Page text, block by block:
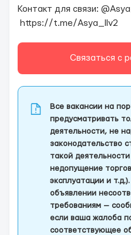
Контакт для связи:
https://t.me/Asya_llv2
Связаться с
Все вакансии на
предусматривать
деятельности, не
законодательство
такой
недопущение
эксплуатации и
объявлении
требованиям —
если ваша жалоба
соответствующее